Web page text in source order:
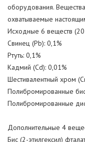
оборудования.
охватываемые
Исходные 6 веществ
Свинец (Pb): 0,1%
Ртуть: 0,1%
Кадмий (Cd): 0,01%
Шестивалентный хром
Полибромированные
Полибромированные
Дополнительные 4
Бис (2-этилгексил)